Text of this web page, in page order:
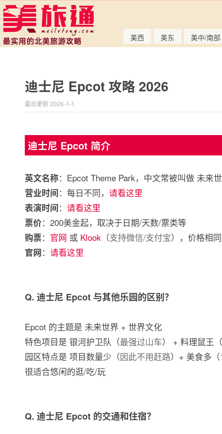
美西 美东 美中/南部
迪士尼 Epcot 攻略 2026
最后更新 2026-1-1
迪士尼 Epcot 简介
英文名称：Epcot Theme Park，中文常被叫做 未来
营业时间：每日不同， 请看这里
表演时间： 请看这里
票价：200美金起，取决于日期/天数/票类等
购票： 官网 或 Klook （支持微信/支付宝），价格相同
官网： 请看这里
Q. 迪士尼 Epcot 与其他乐园的区别？
Epcot 的主题是 未来世界 + 世界文化
特色项目是 银河护卫队（最强过山车） + 料理鼠王（
园区特点是 项目数量少（因此不用赶路）+ 美食多（
很适合悠闲的逛/吃/玩
Q. 迪士尼 Epcot 的交通和住宿？